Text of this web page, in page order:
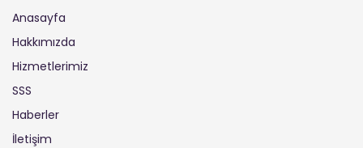
Anasayfa
Hakkımızda
Hizmetlerimiz
SSS
Haberler
İletişim